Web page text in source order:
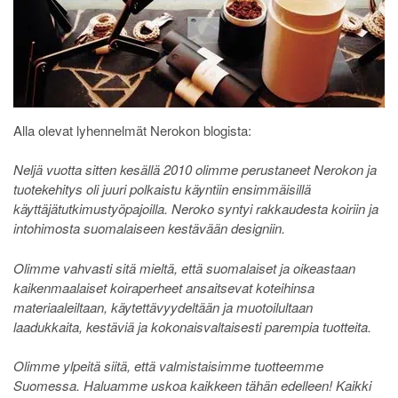
Alla olevat lyhennelmät Nerokon blogista:
Neljä vuotta sitten kesällä 2010 olimme perustaneet Nerokon ja
tuotekehitys oli juuri polkaistu käyntiin ensimmäisillä
käyttäjätutkimustyöpajoilla. Neroko syntyi rakkaudesta koiriin ja
intohimosta suomalaiseen kestävään designiin.
Olimme vahvasti sitä mieltä, että suomalaiset ja oikeastaan
kaikenmaalaiset koiraperheet ansaitsevat koteihinsa
materiaaleiltaan, käytettävyydeltään ja muotoilultaan
laadukkaita, kestäviä ja kokonaisvaltaisesti parempia tuotteita.
Olimme ylpeitä siitä, että valmistaisimme tuotteemme
Suomessa. Haluamme uskoa kaikkeen tähän edelleen! Kaikki